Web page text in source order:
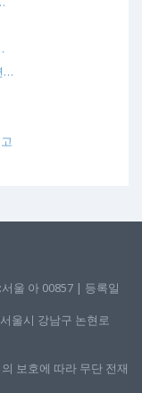
…
울 아 00857 | 등록일
울시 강남구 논현로
보호에 따라 무단 전재